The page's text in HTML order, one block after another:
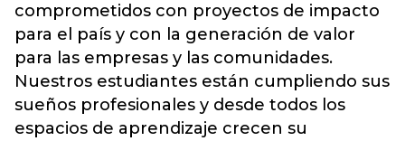
comprometidos con proyectos de impacto
para el país y con la generación de valor
para las empresas y las comunidades.
Nuestros estudiantes están cumpliendo sus
sueños profesionales y desde todos los
espacios de aprendizaje crecen su